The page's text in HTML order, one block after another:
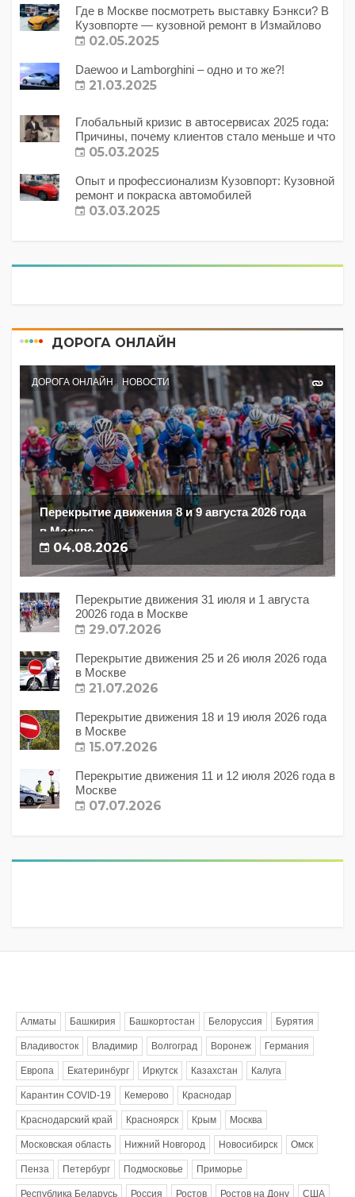
Где в Москве посмотреть выставку Бэнкси? В
Кузовпорте — кузовной ремонт в Измайлово
02.05.2025
Daewoo и Lamborghini – одно и то же?!
21.03.2025
Глобальный кризис в автосервисах 2025 года:
Причины, почему клиентов стало меньше и что
с этим делать?
05.03.2025
Опыт и профессионализм Кузовпорт: Кузовной
ремонт и покраска автомобилей
03.03.2025
ДОРОГА ОНЛАЙН
ДОРОГА ОНЛАЙН НОВОСТИ
Перекрытие движения 8 и 9 августа 2026 года
в Москве
04.08.2026
Перекрытие движения 31 июля и 1 августа
20026 года в Москве
29.07.2026
Перекрытие движения 25 и 26 июля 2026 года
в Москве
21.07.2026
Перекрытие движения 18 и 19 июля 2026 года
в Москве
15.07.2026
Перекрытие движения 11 и 12 июля 2026 года в
Москве
07.07.2026
Алматы Башкирия Башкортостан Белоруссия Бурятия
Владивосток Владимир Волгоград Воронеж Германия
Европа Екатеринбург Иркутск Казахстан Калуга
Карантин COVID-19 Кемерово Краснодар
Краснодарский край Красноярск Крым Москва
Московская область Нижний Новгород Новосибирск Омск
Пенза Петербург Подмосковье Приморье
Республика Беларусь Россия Ростов Ростов на Дону США